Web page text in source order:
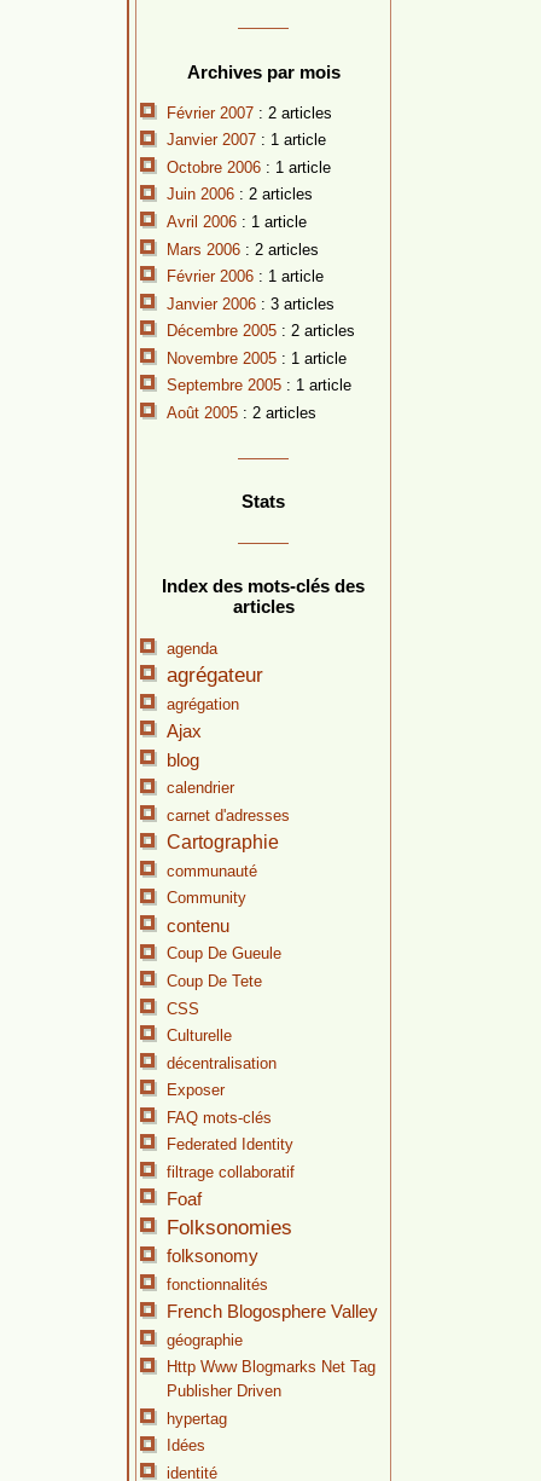
Archives par mois
Février 2007 : 2 articles
Janvier 2007 : 1 article
Octobre 2006 : 1 article
Juin 2006 : 2 articles
Avril 2006 : 1 article
Mars 2006 : 2 articles
Février 2006 : 1 article
Janvier 2006 : 3 articles
Décembre 2005 : 2 articles
Novembre 2005 : 1 article
Septembre 2005 : 1 article
Août 2005 : 2 articles
Stats
Index des mots-clés des
articles
agenda
agrégateur
agrégation
Ajax
blog
calendrier
carnet d'adresses
Cartographie
communauté
Community
contenu
Coup De Gueule
Coup De Tete
CSS
Culturelle
décentralisation
Exposer
FAQ mots-clés
Federated Identity
filtrage collaboratif
Foaf
Folksonomies
folksonomy
fonctionnalités
French Blogosphere Valley
géographie
Http Www Blogmarks Net Tag
Publisher Driven
hypertag
Idées
identité